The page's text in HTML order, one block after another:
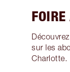
sur les
Charlotte.